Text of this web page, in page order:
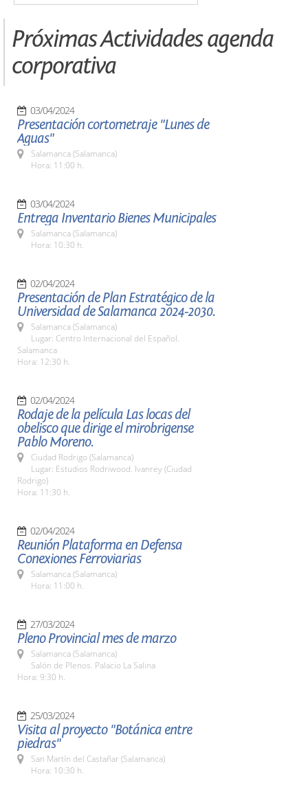
Próximas Actividades agenda
corporativa
03/04/2024
Presentación cortometraje "Lunes de
Aguas"
Salamanca (Salamanca)
Hora: 11:00 h.
03/04/2024
Entrega Inventario Bienes Municipales
Salamanca (Salamanca)
Hora: 10:30 h.
02/04/2024
Presentación de Plan Estratégico de la
Universidad de Salamanca 2024-2030.
Salamanca (Salamanca)
Lugar: Centro Internacional del Español.
Salamanca
Hora: 12:30 h.
02/04/2024
Rodaje de la película Las locas del
obelisco que dirige el mirobrigense
Pablo Moreno.
Ciudad Rodrigo (Salamanca)
Lugar: Estudios Rodriwood. Ivanrey (Ciudad
Rodrigo)
Hora: 11:30 h.
02/04/2024
Reunión Plataforma en Defensa
Conexiones Ferroviarias
Salamanca (Salamanca)
Hora: 11:00 h.
27/03/2024
Pleno Provincial mes de marzo
Salamanca (Salamanca)
Salón de Plenos. Palacio La Salina
Hora: 9:30 h.
25/03/2024
Visita al proyecto "Botánica entre
piedras"
San Martín del Castañar (Salamanca)
Hora: 10:30 h.